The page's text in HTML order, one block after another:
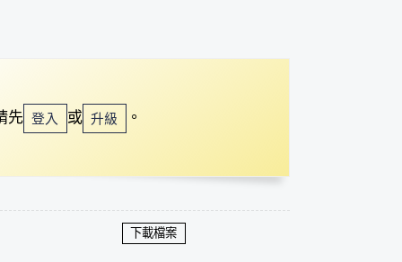
先 登入 或 升級 。
下載檔案